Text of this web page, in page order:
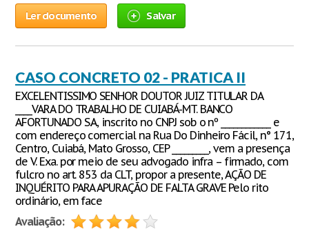
Ler documento Salvar
CASO CONCRETO 02 - PRATICA II
EXCELENTISSIMO SENHOR DOUTOR JUIZ TITULAR DA
____VARA DO TRABALHO DE CUIABÁ-MT. BANCO
AFORTUNADO S.A, inscrito no CNPJ sob o nº ____________ e
com endereço comercial na Rua Do Dinheiro Fácil, n° 171,
Centro, Cuiabá, Mato Grosso, CEP _________, vem a presença
de V. Exa. por meio de seu advogado infra – firmado, com
fulcro no art. 853 da CLT, propor a presente, AÇÃO DE
INQUÉRITO PARA APURAÇÃO DE FALTA GRAVE Pelo rito
ordinário, em face
Avaliação: